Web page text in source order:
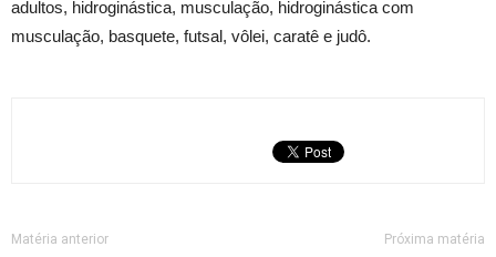
adultos, hidroginástica, musculação, hidroginástica com
musculação, basquete, futsal, vôlei, caratê e judô.
Matéria anterior Próxima matéria